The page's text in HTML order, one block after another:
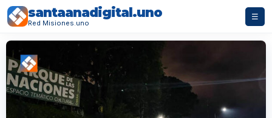
santaanadigital.uno
Red Misiones.uno
☰